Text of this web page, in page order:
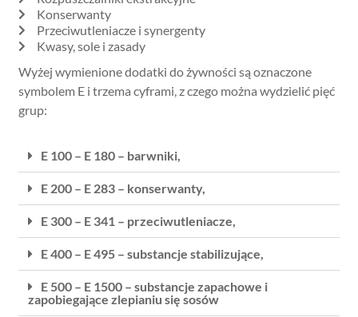
Konserwanty
Przeciwutleniacze i synergenty
Kwasy, sole i zasady
Wyżej wymienione dodatki do żywności są oznaczone
symbolem E i trzema cyframi, z czego można wydzielić pięć
grup:
E 100 – E 180 – barwniki,
E 200 – E 283 – konserwanty,
E 300 – E 341 – przeciwutleniacze,
E 400 – E 495 – substancje stabilizujące,
E 500 – E 1500 – substancje zapachowe i
zapobiegające zlepianiu się sosów